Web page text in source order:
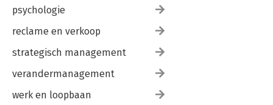
psychologie
reclame en verkoop
strategisch management
verandermanagement
werk en loopbaan